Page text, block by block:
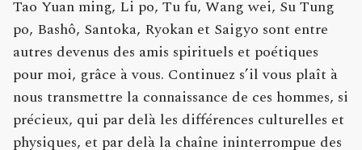
Tao Yuan ming, Li po, Tu fu, Wang wei, Su Tung
po, Bashô, Santoka, Ryokan et Saigyo sont entre
autres devenus des amis spirituels et poétiques
pour moi, grâce à vous. Continuez s’il vous plaît à
nous transmettre la connaissance de ces hommes, si
précieux, qui par delà les différences culturelles et
physiques, et par delà la chaîne ininterrompue des